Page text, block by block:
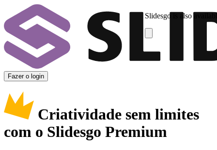
Slidesgo is also
Fazer o login
Criatividade sem limites
com o Slidesgo Premium